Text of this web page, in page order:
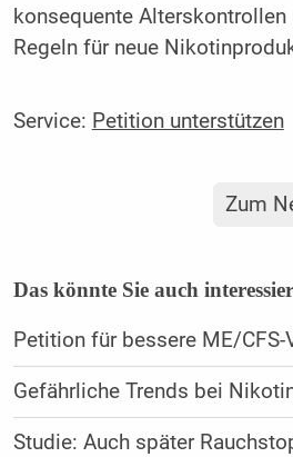
konsequente Alterskontrollen
Regeln für neue
Service: Petition unterstützen
Zum
Das könnte Sie auch
Petition für bessere ME/CFS-
Gefährliche Trends bei
Studie: Auch später